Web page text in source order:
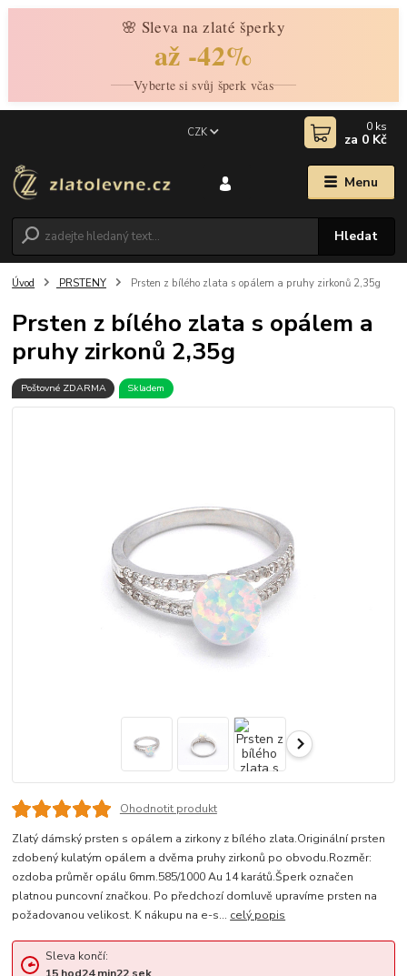
🌸 Sleva na zlaté šperky
až -42%
Vyberte si svůj šperk včas
Menu
CZK
Hledat
0 ks
za 0 Kč
Úvod PRSTENY Prsten z bílého zlata s opálem a pruhy zirkonů 2,35g
Prsten z bílého zlata s opálem a
pruhy zirkonů 2,35g
Poštovné ZDARMA Skladem
Ohodnotit produkt
Zlatý dámský prsten s opálem a zirkony z bílého zlata.Originální prsten
zdobený kulatým opálem a dvěma pruhy zirkonů po obvodu.Rozměr:
ozdoba průměr opálu 6mm.585/1000 Au 14 karátů.Šperk označen
platnou puncovní značkou. Po předchozí domluvě upravíme prsten na
požadovanou velikost. K nákupu na e-s... celý popis
Sleva končí:
15hod24min21sek